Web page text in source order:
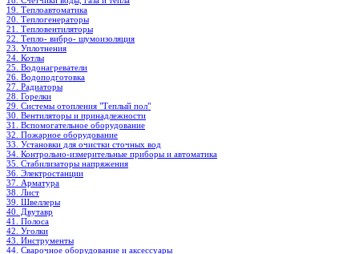
19. Теплоавтоматика
20. Теплогенераторы
21. Тепловентиляторы
22. Тепло- вибро- шумоизоляция
23. Уплотнения
24. Котлы
25. Водонагреватели
26. Водоподготовка
27. Радиаторы
28. Горелки
29. Системы отопления "Теплый пол"
30. Вентиляторы и принадлежности
31. Вспомогательное оборудование
32. Пожарное оборудование
33. Установки для очистки сточных вод
34. Контрольно-измерительные приборы и автоматика
35. Стабилизаторы напряжения
36. Электростанции
37. Арматура
38. Лист
39. Швеллеры
40. Двутавр
41. Полоса
42. Уголки
43. Инструменты
44. Сварочное оборудование и аксессуары